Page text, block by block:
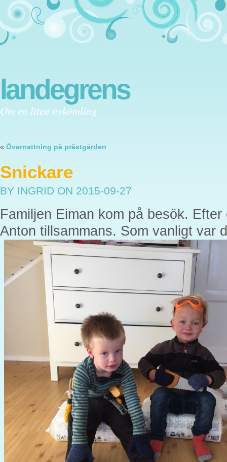
landegrens
Om en liten nykomling
« Övernattning på prästgården
Snickare
BY INGRID ON 2015-09-27
Familjen Eiman kom på besök.
Anton tillsammans. Som vanligt var